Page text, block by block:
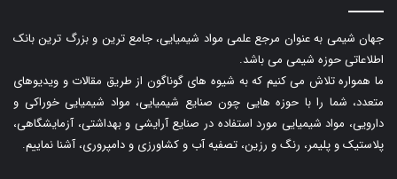
جهان شیمی به عنوان مرجع علمی مواد شیمیایی، جامع ترین و بزرگ ترین بانک
اطلاعاتی حوزه شیمی می باشد.
ما همواره تلاش می کنیم که به شیوه های گوناگون از طریق مقالات و ویدیوهای
متعدد، شما را با حوزه هایی چون صنایع شیمیایی، مواد شیمیایی خوراکی و
دارویی، مواد شیمیایی مورد استفاده در صنایع آرایشی و بهداشتی، آزمایشگاهی،
پلاستیک و پلیمر، رنگ و رزین، تصفیه آب و کشاورزی و دامپروری، آشنا نماییم.